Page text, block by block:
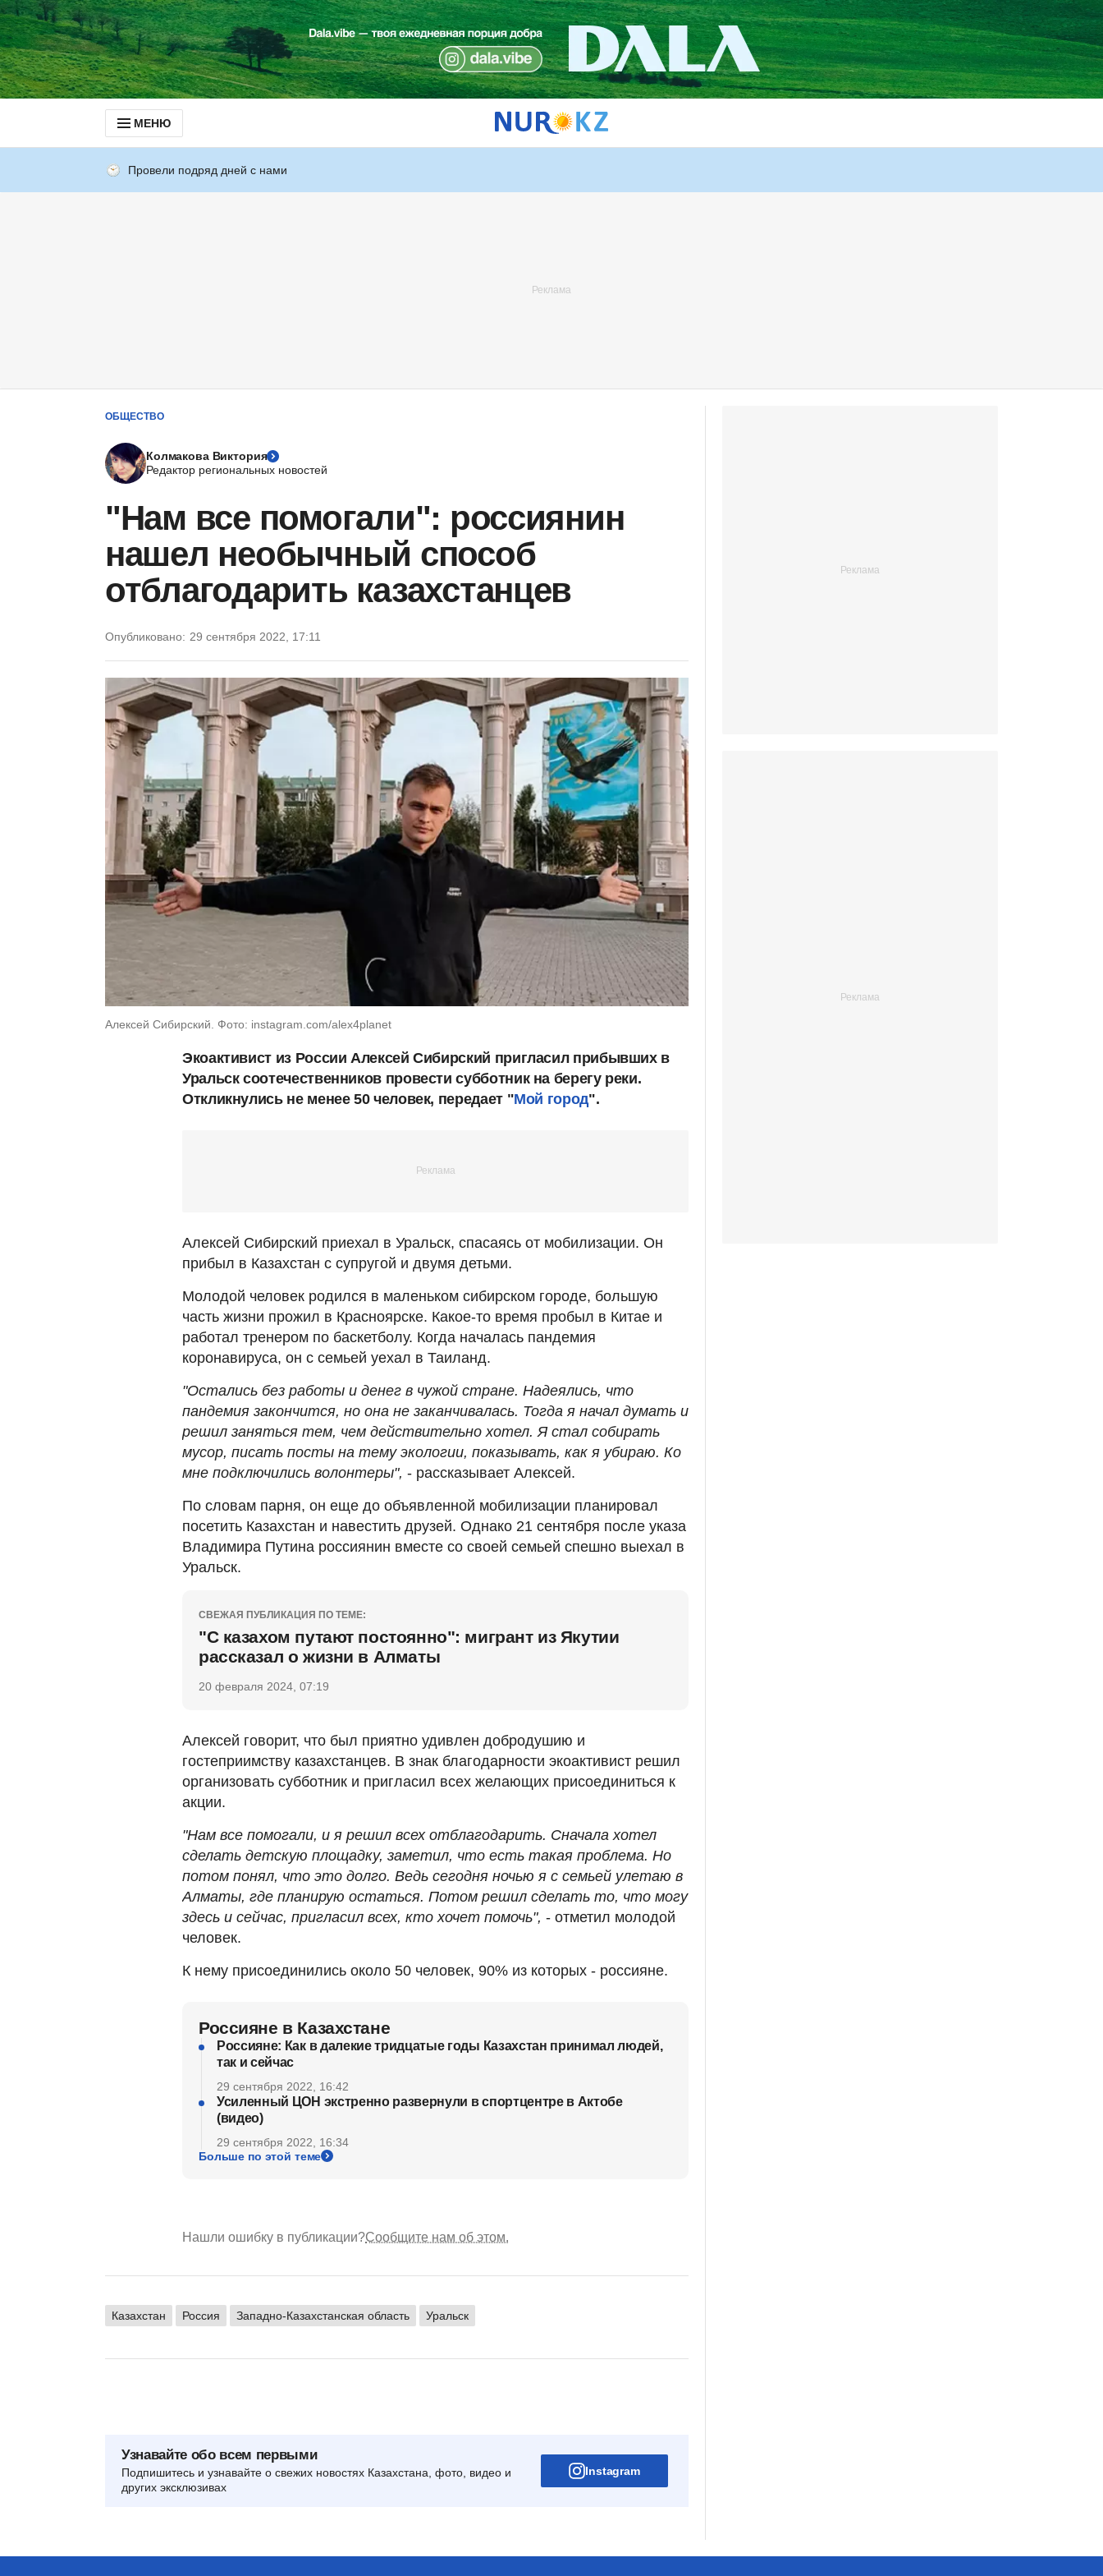
МЕНЮ
Провели подряд дней с нами
ОБЩЕСТВО
Колмакова Виктория
Редактор региональных новостей
"Нам все помогали": россиянин
нашел необычный способ
отблагодарить казахстанцев
Опубликовано: 29 сентября 2022, 17:11
Алексей Сибирский. Фото: instagram.com/alex4planet
Экоактивист из России Алексей Сибирский пригласил прибывших в
Уральск соотечественников провести субботник на берегу реки.
Откликнулись не менее 50 человек, передает "Мой город".
Алексей Сибирский приехал в Уральск, спасаясь от мобилизации. Он
прибыл в Казахстан с супругой и двумя детьми.
Молодой человек родился в маленьком сибирском городе, большую
часть жизни прожил в Красноярске. Какое-то время пробыл в Китае и
работал тренером по баскетболу. Когда началась пандемия
коронавируса, он с семьей уехал в Таиланд.
"Остались без работы и денег в чужой стране. Надеялись, что
пандемия закончится, но она не заканчивалась. Тогда я начал думать и
решил заняться тем, чем действительно хотел. Я стал собирать
мусор, писать посты на тему экологии, показывать, как я убираю. Ко
мне подключились волонтеры", - рассказывает Алексей.
По словам парня, он еще до объявленной мобилизации планировал
посетить Казахстан и навестить друзей. Однако 21 сентября после указа
Владимира Путина россиянин вместе со своей семьей спешно выехал в
Уральск.
СВЕЖАЯ ПУБЛИКАЦИЯ ПО ТЕМЕ:
"С казахом путают постоянно": мигрант из Якутии
рассказал о жизни в Алматы
20 февраля 2024, 07:19
Алексей говорит, что был приятно удивлен добродушию и
гостеприимству казахстанцев. В знак благодарности экоактивист решил
организовать субботник и пригласил всех желающих присоединиться к
акции.
"Нам все помогали, и я решил всех отблагодарить. Сначала хотел
сделать детскую площадку, заметил, что есть такая проблема. Но
потом понял, что это долго. Ведь сегодня ночью я с семьей улетаю в
Алматы, где планирую остаться. Потом решил сделать то, что могу
здесь и сейчас, пригласил всех, кто хочет помочь", - отметил молодой
человек.
К нему присоединились около 50 человек, 90% из которых - россияне.
Россияне в Казахстане
Россияне: Как в далекие тридцатые годы Казахстан принимал людей,
так и сейчас
29 сентября 2022, 16:42
Усиленный ЦОН экстренно развернули в спортцентре в Актобе
(видео)
29 сентября 2022, 16:34
Больше по этой теме
Нашли ошибку в публикации?Сообщите нам об этом.
Казахстан Россия Западно-Казахстанская область Уральск
Узнавайте обо всем первыми
Подпишитесь и узнавайте о свежих новостях Казахстана, фото, видео и
других эксклюзивах
Instagram